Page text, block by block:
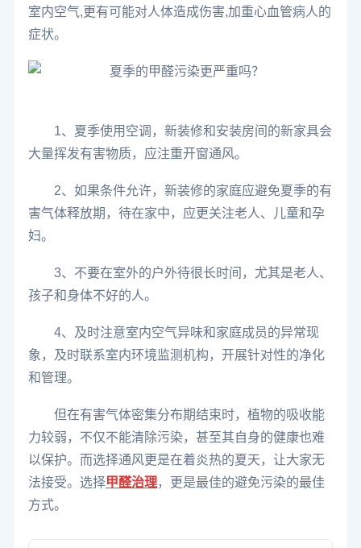
室内空气,更有可能对人体造成伤害,加重心血管病人的
症状。
1、夏季使用空调，新装修和安装房间的新家具会
大量挥发有害物质，应注重开窗通风。
2、如果条件允许，新装修的家庭应避免夏季的有
害气体释放期，待在家中，应更关注老人、儿童和孕
妇。
3、不要在室外的户外待很长时间，尤其是老人、
孩子和身体不好的人。
4、及时注意室内空气异味和家庭成员的异常现
象，及时联系室内环境监测机构，开展针对性的净化
和管理。
但在有害气体密集分布期结束时，植物的吸收能
力较弱，不仅不能清除污染，甚至其自身的健康也难
以保护。而选择通风更是在着炎热的夏天，让大家无
法接受。选择甲醛治理，更是最佳的避免污染的最佳
方式。